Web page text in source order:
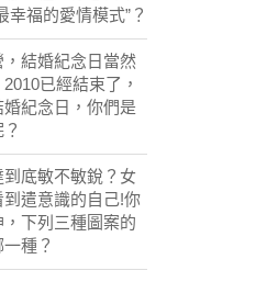
幸福的愛情模式”？
結婚紀念日當然
已經結束了，
婚紀念日，你們是
底敏不敏銳？女
到遣意識的自己!你
下列三種圖案的
種？